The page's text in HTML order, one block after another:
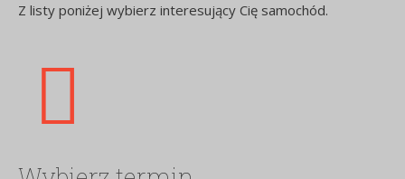
Z listy poniżej wybierz interesujący Cię samochód.